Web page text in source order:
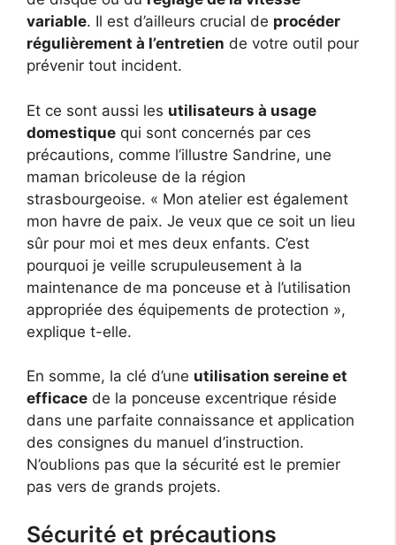
variable. Il est d’ailleurs crucial de procéder
régulièrement à l’entretien de votre outil pour
prévenir tout incident.
Et ce sont aussi les utilisateurs à usage
domestique qui sont concernés par ces
précautions, comme l’illustre Sandrine, une
maman bricoleuse de la région
strasbourgeoise. « Mon atelier est également
mon havre de paix. Je veux que ce soit un lieu
sûr pour moi et mes deux enfants. C’est
pourquoi je veille scrupuleusement à la
maintenance de ma ponceuse et à l’utilisation
appropriée des équipements de protection »,
explique t-elle.
En somme, la clé d’une utilisation sereine et
efficace de la ponceuse excentrique réside
dans une parfaite connaissance et application
des consignes du manuel d’instruction.
N’oublions pas que la sécurité est le premier
pas vers de grands projets.
Sécurité et précautions